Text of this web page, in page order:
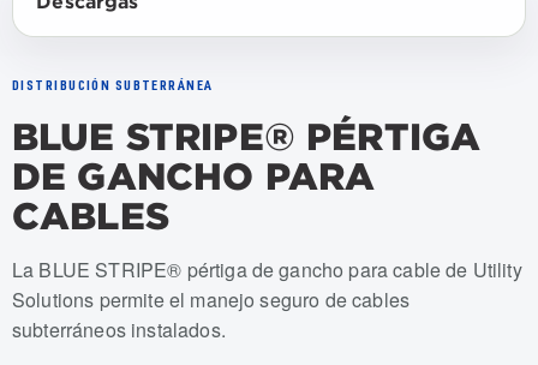
DISTRIBUCIÓN SUBTERRÁNEA
BLUE STRIPE® PÉRTIGA
DE GANCHO PARA
CABLES
Numeros de articulo: USCH-004, USCH-006, USCH-008
La BLUE STRIPE® pértiga de gancho para cable de Utility
Solutions permite el manejo seguro de cables
subterráneos instalados.